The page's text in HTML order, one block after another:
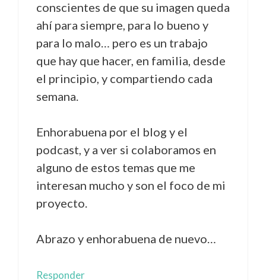
conscientes de que su imagen queda
ahí para siempre, para lo bueno y
para lo malo… pero es un trabajo
que hay que hacer, en familia, desde
el principio, y compartiendo cada
semana.
Enhorabuena por el blog y el
podcast, y a ver si colaboramos en
alguno de estos temas que me
interesan mucho y son el foco de mi
proyecto.
Abrazo y enhorabuena de nuevo…
Responder